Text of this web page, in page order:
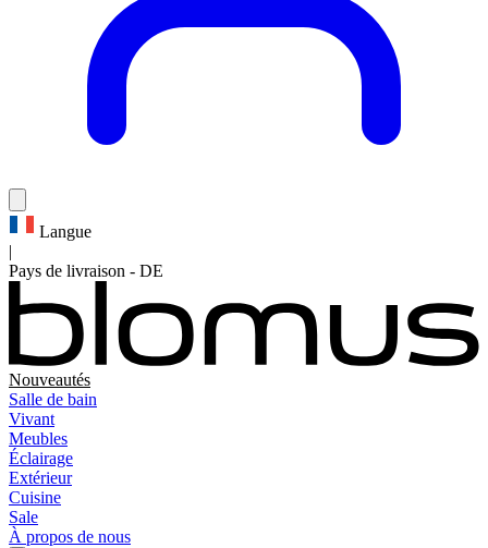
Langue
|
Pays de livraison - DE
Nouveautés
Salle de bain
Vivant
Meubles
Éclairage
Extérieur
Cuisine
Sale
À propos de nous